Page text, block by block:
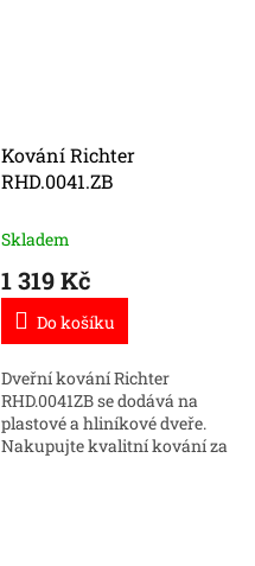
Kování Richter
RHD.0041.ZB
Skladem
1 319 Kč
Do košíku
Dveřní kování Richter
RHD.0041ZB se dodává na
plastové a hliníkové dveře.
Nakupujte kvalitní kování za